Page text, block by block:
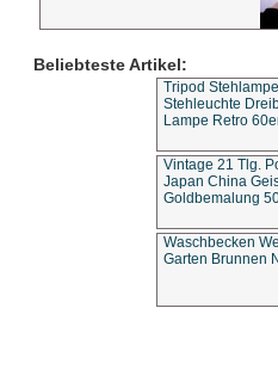
Beliebteste Artikel:
Tripod
Stehleuchte
Lampe Retro
Vintage 21 Tlg.
Japan China
Goldbemalung
Waschbecken
Garten Brunnen